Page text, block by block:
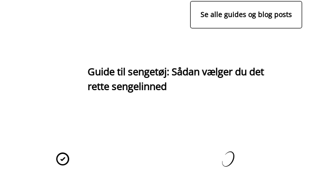
Se alle guides og blog posts
Guide til sengetøj: Sådan vælger du det
rette sengelinned
 